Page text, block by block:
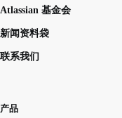
Atlassian 基金会
新闻资料袋
联系我们
产品